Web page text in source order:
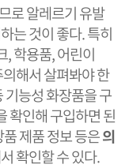
로 알레르기 유발
는 것이 좋다. 특히
, 학용품, 어린이
해서 살펴봐야 한
기능성 화장품을 구
확인해 구입하면 된
제품 정보 등은 의
확인할 수 있다.